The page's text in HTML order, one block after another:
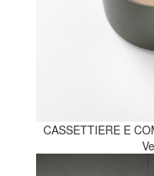
CASSETTIERE E